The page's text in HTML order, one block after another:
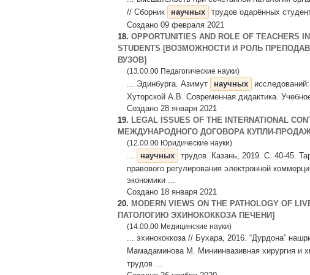
// Сборник
научных
трудов одарённых
Создано 09 февраля 2021
18. OPPORTUNITIES AND ROLE OF TEACHERS
STUDENTS [ВОЗМОЖНОСТИ И РОЛЬ
ВУЗОВ]
(13.00.00 Педагогические науки)
... Эдинбурга. Азимут научных
Хуторской А.В. Современная дидактика.
Создано 28 января 2021
19. LEGAL ISSUES OF THE INTERNATIONAL
МЕЖДУНАРОДНОГО ДОГОВОРА КУПЛИ-
(12.00.00 Юридические науки)
... научных
трудов. Казань, 2019. С. 40-45.
правового регулирования электронной
экономики ...
Создано 18 января 2021
20. MODERN VIEWS ON THE PATHOLOGY
ПАТОЛОГИЮ ЭХИНОКОККОЗА ПЕЧЕНИ]
(14.00.00 Медицинские науки)
... эхинококкоза // Бухара, 2016. “Дурдона”
Мамадаминова М. Миниинвазивная хирургия и
трудов ...